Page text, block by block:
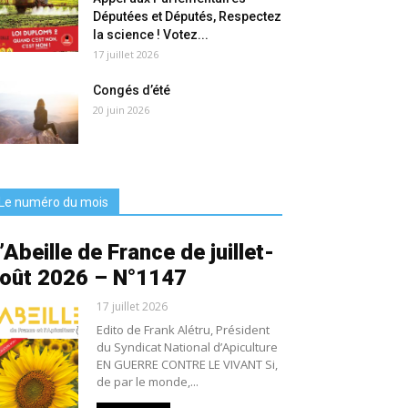
Députées et Députés, Respectez
la science ! Votez...
17 juillet 2026
Congés d’été
20 juin 2026
numéro du mois
de France de juillet-
2026 – N°1147
17 juillet 2026
Edito de Frank Alétru, Président
du Syndicat National d’Apiculture
EN GUERRE CONTRE LE VIVANT Si,
de par le monde,...